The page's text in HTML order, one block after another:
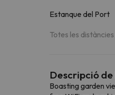
Estanque del Port
Totes les
Descripció
Boasting garden